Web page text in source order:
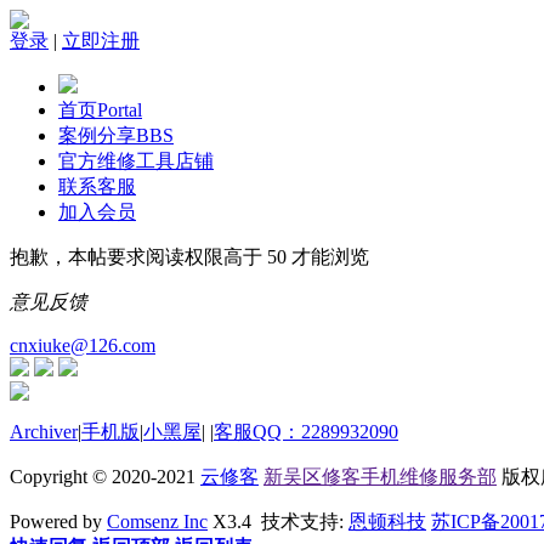
登录 | 立即注册
首页Portal
案例分享BBS
官方维修工具店铺
联系客服
加入会员
抱歉，本帖要求阅读权限高于 50 才能浏览
意见反馈
cnxiuke@126.com
Archiver|手机版|小黑屋| |客服QQ：2289932090
Copyright © 2020-2021 云修客 新吴区修客手机维修服务部 版权
Powered by Comsenz Inc X3.4 技术支持: 恩顿科技 苏ICP备